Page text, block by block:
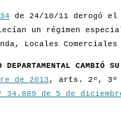
de 24/10/11 derogó
un régimen
Locales
CAMBIÓ
de 2013 , arts. 2º, 3º
34.889 de 5 de